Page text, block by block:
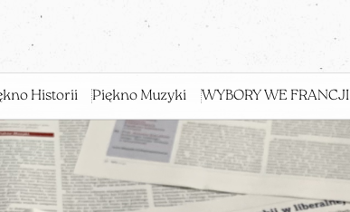
Historii Piękno Muzyki WYBORY WE FRANCJI